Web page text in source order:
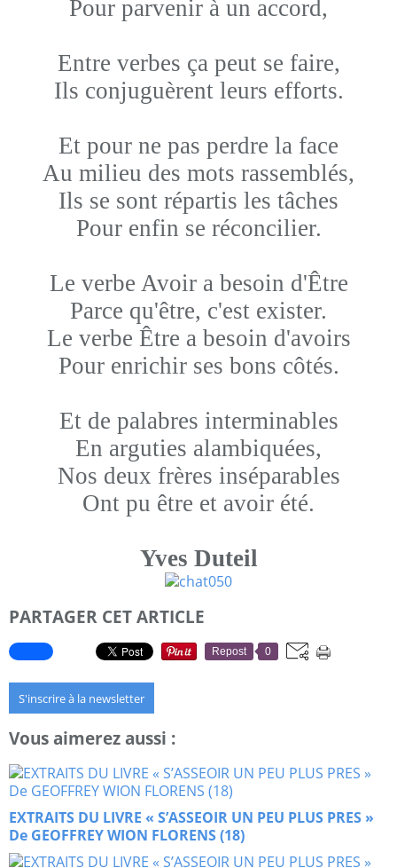
Pour parvenir à un accord,
Entre verbes ça peut se faire,
Ils conjuguèrent leurs efforts.
Et pour ne pas perdre la face
Au milieu des mots rassemblés,
Ils se sont répartis les tâches
Pour enfin se réconcilier.
Le verbe Avoir a besoin d'Être
Parce qu'être, c'est exister.
Le verbe Être a besoin d'avoirs
Pour enrichir ses bons côtés.
Et de palabres interminables
En arguties alambiquées,
Nos deux frères inséparables
Ont pu être et avoir été.
Yves Duteil
PARTAGER CET ARTICLE
Repost 0
S'inscrire à la newsletter
Vous aimerez aussi :
EXTRAITS DU LIVRE « S’ASSEOIR UN PEU PLUS PRES »
De GEOFFREY WION FLORENS (18)